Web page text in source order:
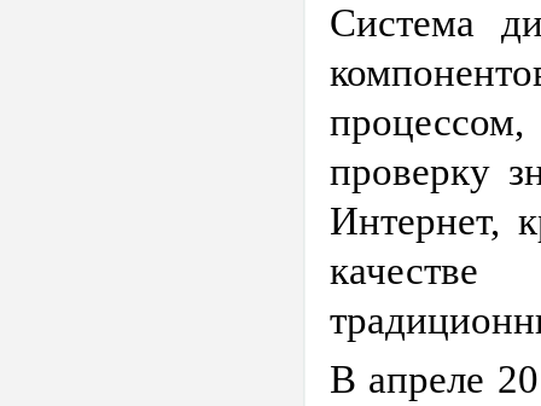
Система
проверку
Интернет,
качестве
В апреле